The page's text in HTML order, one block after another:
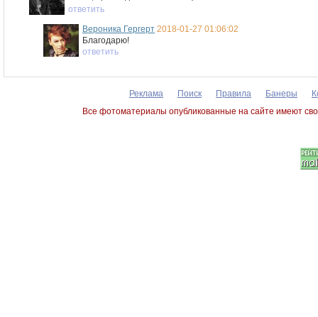
ответить
Вероника Гергерт 2018-01-27 01:06:02
Благодарю!
ответить
Реклама Поиск Правила Банеры
Все фотоматериалы опубликованные на сайте имеют